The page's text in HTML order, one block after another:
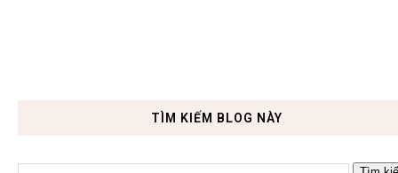
TÌM KIẾM BLOG NÀY